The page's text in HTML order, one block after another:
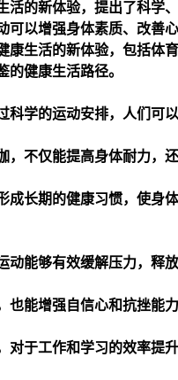
的新体验，提出了科学
以增强身体素质、改善
生活的新体验，包括体
健康生活路径。
学的运动安排，人们可
不仅能提高身体耐力，
长期的健康习惯，使身
能够有效缓解压力，释
能增强自信心和抗挫能
于工作和学习的效率提